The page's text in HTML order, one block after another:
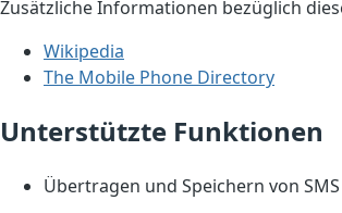
Zusätzliche Informationen bezüglich
Wikipedia
The Mobile Phone Directory
Unterstützte Funktionen
Übertragen und Speichern von SMS